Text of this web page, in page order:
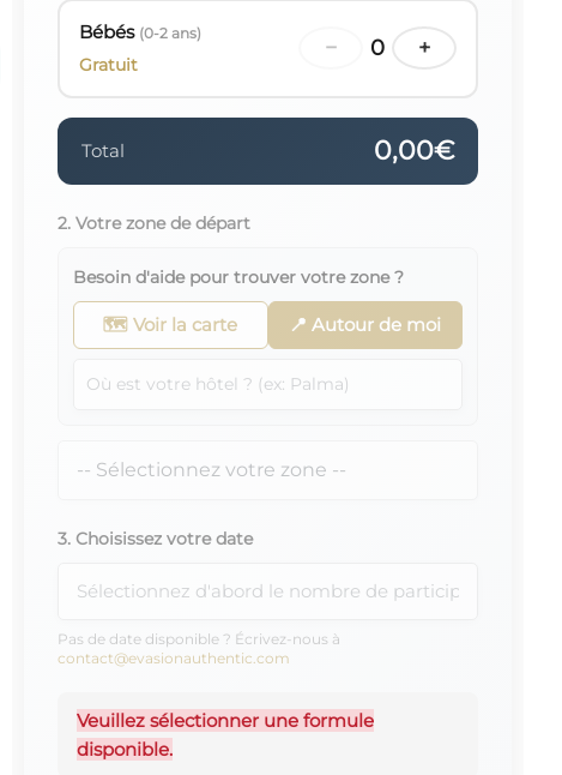
Bébés (0-2 ans)
Gratuit
− 0 +
Total 0,00€
2. Votre zone de départ
Besoin d'aide pour trouver votre zone ?
🗺️ Voir la carte 📍 Autour de moi
3. Choisissez votre date
Pas de date disponible ? Écrivez-nous à
contact@evasionauthentic.com
Veuillez sélectionner une formule
disponible.